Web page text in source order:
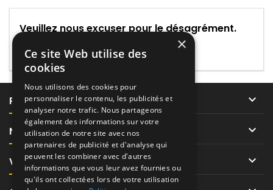
Veuillez nous excuser pour le désagrément.
Effectuez une nouvelle recherche
PRODUITS 
NOTRE SOCIÉTÉ 
VOTRE COMPTE 
×
Ce site Web utilise des
cookies
Nous utilisons des cookies pour
personnaliser le contenu, les publicités et
analyser notre trafic. Nous partageons
également des informations sur votre
utilisation de notre site avec nos
partenaires de publicité et d'analyse qui
peuvent les combiner avec d'autres
informations que vous leur avez fournies ou
qu'ils ont collectées lors de votre utilisation